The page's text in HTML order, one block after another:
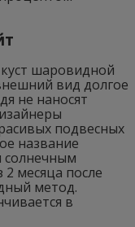
шаровидной
вид долгое
не наносят
подвесных
название
солнечным
месяца после
метод.
в